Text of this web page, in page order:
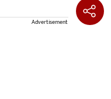
Advertisement